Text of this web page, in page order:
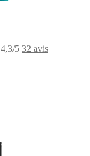
4,3/5 32 avis